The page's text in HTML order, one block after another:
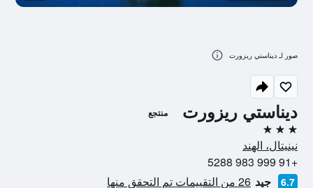
ديناستي ريزورت منتجع
3 نجوم
نينيتال، الهند
+91 999 983 5288
6.7 جيد 26 من التقييمات تم التحقق منها
صور لـ ديناستي ريزورت